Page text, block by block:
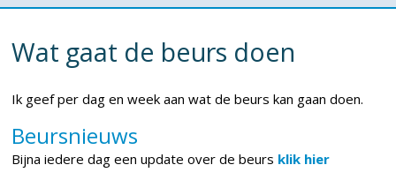
Wat gaat de beurs doen
Ik geef per dag en week aan wat de beurs kan gaan doen.
Beursnieuws
Bijna iedere dag een update over de beurs klik hier